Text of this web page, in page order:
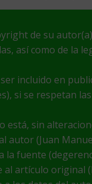
de su
así como de la
incluido en
si se respetan
está, sin
autor (Juan
la fuente
al artículo